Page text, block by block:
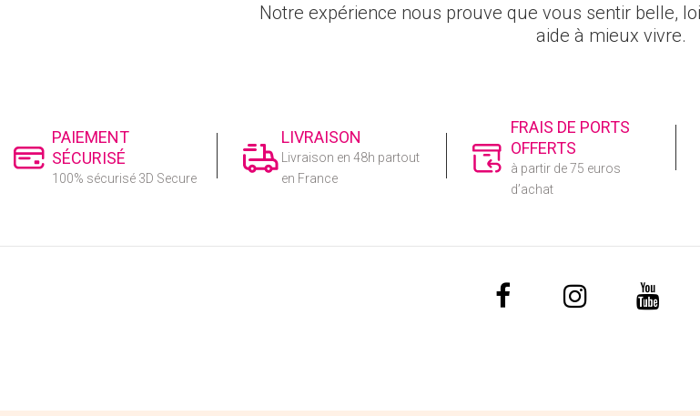
Notre expérience nous prouve que vous sentir belle,
aide à mieux vivre.
PAIEMENT
SÉCURISÉ
100% sécurisé 3D Secure
LIVRAISON
Livraison en 48h partout
en France
FRAIS DE PORTS
OFFERTS
à partir de 75 euros
d’achat